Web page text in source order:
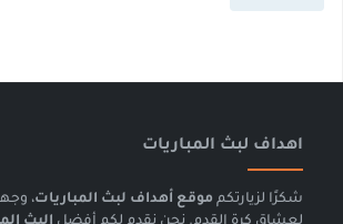
اهداف لبث المباريات
شكرًا لزيارتكم موقع أهداف لبث المباريات،